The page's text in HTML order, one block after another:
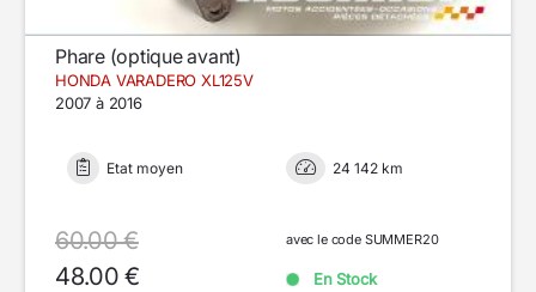
Phare (optique avant)
HONDA VARADERO XL125V
2007 à 2016
Etat moyen 24 142 km
60.00 €
48.00 €
avec le code SUMMER20
En Stock